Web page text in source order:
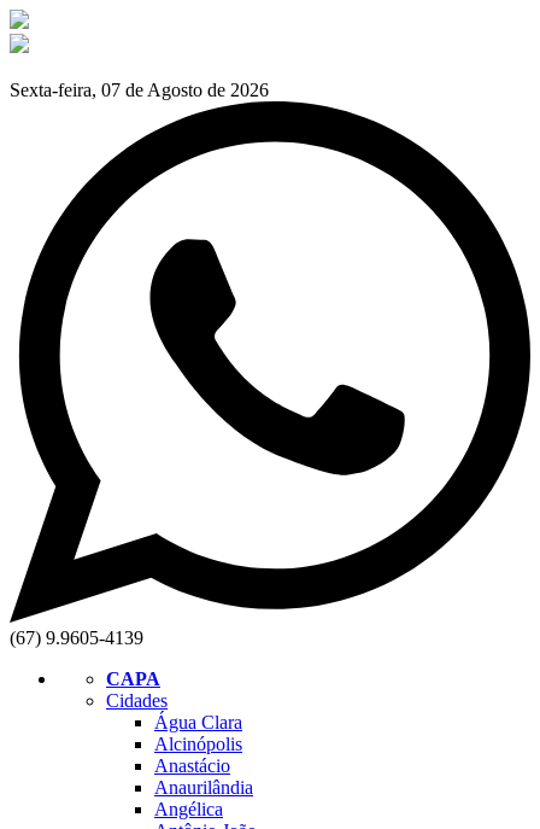
Sexta-feira, 07 de Agosto de 2026
(67) 9.9605-4139
CAPA
Cidades
Água Clara
Alcinópolis
Anastácio
Anaurilândia
Angélica